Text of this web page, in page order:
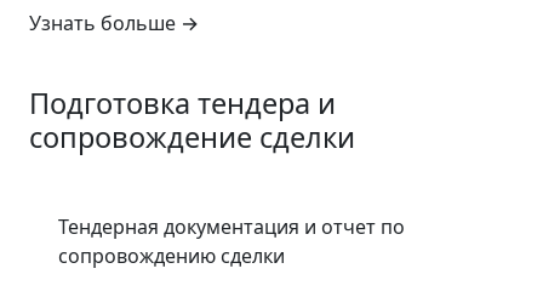
Узнать больше →
Подготовка тендера и
сопровождение сделки
Тендерная документация и отчет по
сопровождению сделки